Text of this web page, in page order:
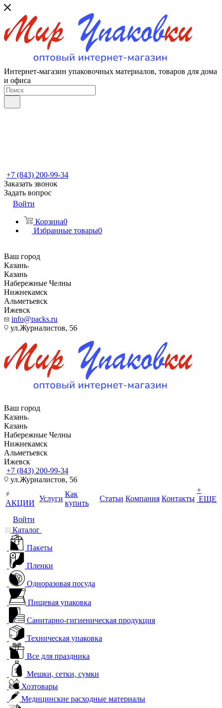
Интернет-магазин упаковочных материалов, товаров для дома
и офиса
+7 (843) 200-99-34
Заказать звонок
Задать вопрос
Войти
Корзина0
Избранные товары0
Ваш город
Казань
Казань
Набережные Челны
Нижнекамск
Альметьевск
Ижевск
info@packs.ru
ул.Журналистов, 56
Ваш город
Казань
Казань
Набережные Челны
Нижнекамск
Альметьевск
Ижевск
+7 (843) 200-99-34
ул.Журналистов, 56
АКЦИИ
Услуги
Как
купить
Статьи Компания Контакты
+
ЕЩЕ
Войти
Каталог
Пакеты
Пленки
Одноразовая посуда
Пищевая упаковка
Санитарно-гигиеническая продукция
Техническая упаковка
Все для праздника
Мешки, сетки, сумки
Хозтовары
Медицинские расходные материалы